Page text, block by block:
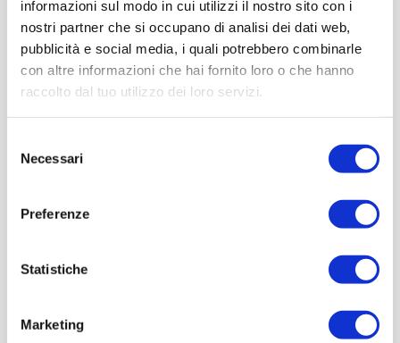
informazioni sul modo in cui utilizzi il nostro sito con i
nostri partner che si occupano di analisi dei dati web,
pubblicità e social media, i quali potrebbero combinarle
con altre informazioni che hai fornito loro o che hanno
raccolto dal tuo utilizzo dei loro servizi.
delNecessari
Preferenze
Statistiche
Marketing